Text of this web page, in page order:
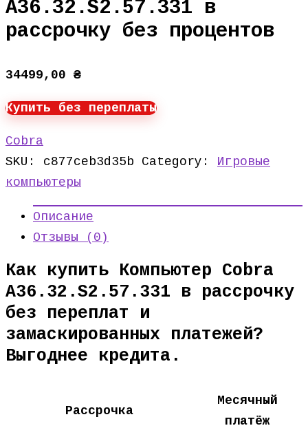
A36.32.S2.57.331 в
рассрочку без процентов
34499,00 ₴
Купить без переплаты
Cobra
SKU: c877ceb3d35b Category: Игровые
компьютеры
Описание
Отзывы (0)
Как купить Компьютер Cobra
A36.32.S2.57.331 в рассрочку
без переплат и
замаскированных платежей?
Выгоднее кредита.
Рассрочка
Месячный
платёж